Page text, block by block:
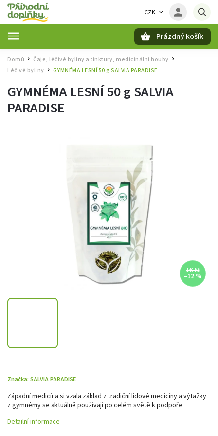
CZK
Prázdný košík
Domů / Čaje, léčivé byliny a tinktury, medicinální houby
Léčivé byliny
GYMNÉMA LESNÍ 50 g SALVIA PARADISE
GYMNÉMA LESNÍ 50 g SALVIA
PARADISE
140 Kč
–12 %
Značka: SALVIA PARADISE
Západní medicína si vzala základ z tradiční lidové medicíny a výtažky
z gymnémy se aktuálně používají po celém světě k podpoře
Detailní informace